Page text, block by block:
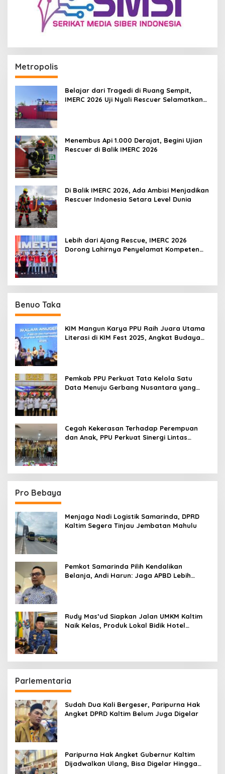
Metropolis
Belajar dari Tragedi di Ruang Sempit,
IMERC 2026 Uji Nyali Rescuer Selamatkan
Menembus Api 1.000 Derajat, Begini Ujian
Rescuer di Balik IMERC 2026
Di Balik IMERC 2026, Ada Ambisi Menjadikan
Rescuer Indonesia Setara Level Dunia
Lebih dari Ajang Rescue, IMERC 2026
Dorong Lahirnya Penyelamat Kompeten
Benuo Taka
KIM Mangun Karya PPU Raih Juara Utama
Literasi di KIM Fest 2025, Angkat Budaya
Pemkab PPU Perkuat Tata Kelola Satu
Data Menuju Gerbang Nusantara yang
Cegah Kekerasan Terhadap Perempuan
dan Anak, PPU Perkuat Sinergi Lintas
Pro Bebaya
Menjaga Nadi Logistik Samarinda, DPRD
Kaltim Segera Tinjau Jembatan Mahulu
Pemkot Samarinda Pilih Kendalikan
Belanja, Andi Harun: Jaga APBD Lebih
Rudy Mas’ud Siapkan Jalan UMKM Kaltim
Naik Kelas, Produk Lokal Bidik Hotel
Parlementaria
Sudah Dua Kali Bergeser, Paripurna Hak
Angket DPRD Kaltim Belum Juga Digelar
Paripurna Hak Angket Gubernur Kaltim
Dijadwalkan Ulang, Bisa Digelar Hingga